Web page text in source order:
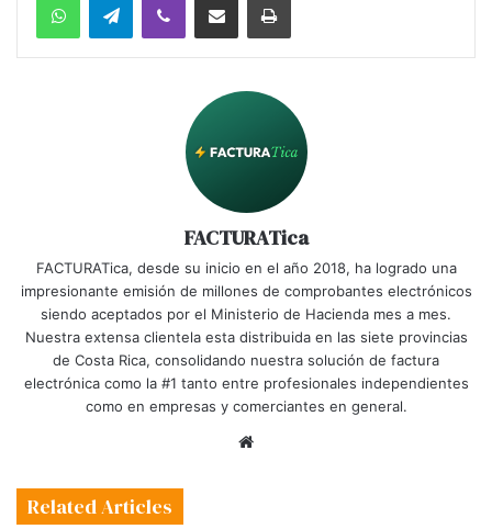
FACTURATica
FACTURATica, desde su inicio en el año 2018, ha logrado una
impresionante emisión de millones de comprobantes electrónicos
siendo aceptados por el Ministerio de Hacienda mes a mes.
Nuestra extensa clientela esta distribuida en las siete provincias
de Costa Rica, consolidando nuestra solución de factura
electrónica como la #1 tanto entre profesionales independientes
como en empresas y comerciantes en general.
Related Articles